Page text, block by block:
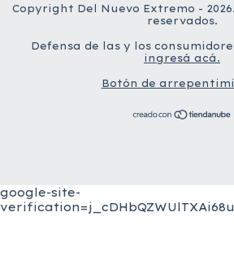
Copyright Del Nuevo Extremo -
reservados.
Defensa de las y los
ingresá acá.
Botón de
google-site-